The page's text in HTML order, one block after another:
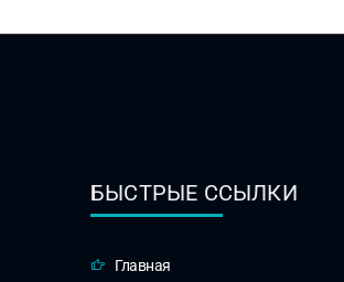
БЫСТРЫЕ ССЫЛКИ
Главная